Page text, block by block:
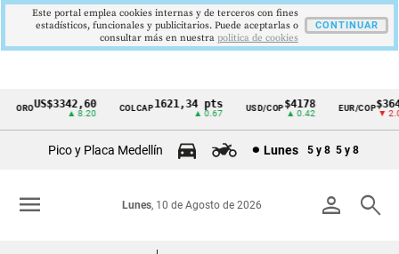
Cintillo
Colombia
OROUS$3342,60
▲ 8.20
COLCAP1621,34 pts
▲ 0.67
USD/COP$4178
▲ 0.42
EUR/COP$3647
▼ 2.00
Pico y Placa Medellín Lunes 5 y 8 5 y 8
person search
Lunes, 10 de Agosto de 2026
menu
Este portal emplea cookies internas y de terceros con fines
estadísticos, funcionales y publicitarios. Puede aceptarlas o
consultar más en nuestra politica de cookies
CONTINUAR